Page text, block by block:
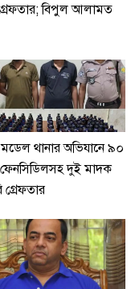
বিপুল আলামত
থানার অভিযানে ৯০
দুই মাদক
গ্রেফতার